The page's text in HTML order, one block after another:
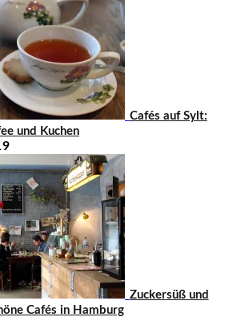
Cafés auf Sylt:
und Kuchen
Zuckersüß und
Cafés in Hamburg